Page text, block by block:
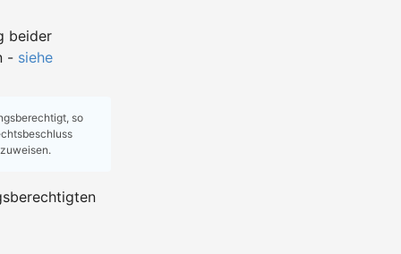
beider
- siehe
so